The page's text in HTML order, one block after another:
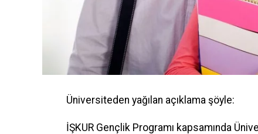
Üniversiteden yağılan açıklama şöyle:
İŞKUR Gençlik Programı kapsamında